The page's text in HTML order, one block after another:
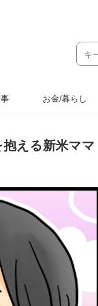
お金/暮らし
抱える新米ママ